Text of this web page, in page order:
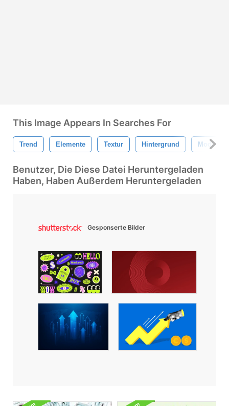
This Image Appears In Searches For
Trend Elemente Textur Hintergrund Modisch
Benutzer, Die Diese Datei Heruntergeladen
Haben, Haben Außerdem Heruntergeladen
Gesponserte Bilder